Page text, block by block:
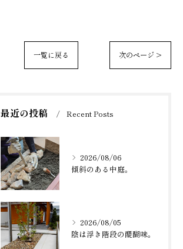
一覧に戻る 次のページ >
最近の投稿 Recent Posts
2026/08/06
傾斜のある中庭。
2026/08/05
陰は浮き階段の醍醐味。